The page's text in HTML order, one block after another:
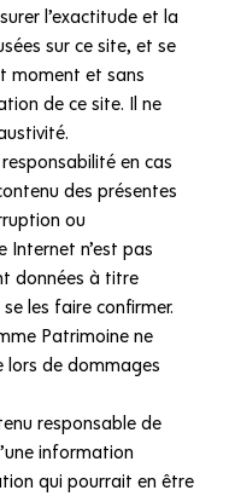
l’exactitude et la
sur ce site, et se
moment et sans
de ce site. Il ne
en cas
des présentes
ou
Internet n’est pas
données à titre
les faire confirmer.
Patrimoine ne
lors de dommages
responsable de
information
qui pourrait en être